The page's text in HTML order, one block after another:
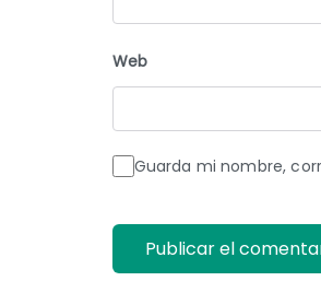
Web
Guarda mi nombre,